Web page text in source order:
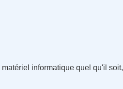
informatique quel qu'il soit,